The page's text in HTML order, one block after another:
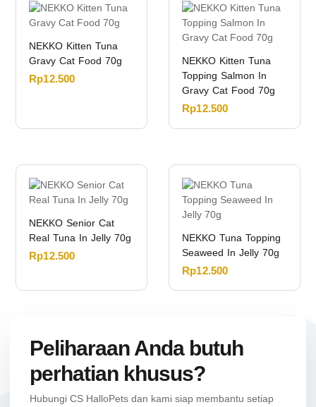
NEKKO Kitten Tuna
Gravy Cat Food 70g
Rp12.500
NEKKO Kitten Tuna
Topping Salmon In
Gravy Cat Food 70g
Rp12.500
NEKKO Senior Cat
Real Tuna In Jelly 70g
Rp12.500
NEKKO Tuna Topping
Seaweed In Jelly 70g
Rp12.500
Peliharaan Anda butuh
perhatian khusus?
Hubungi CS HalloPets dan kami siap membantu setiap